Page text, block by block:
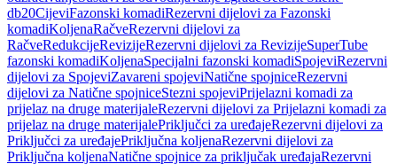
db20CijeviFazonski komadiRezervni dijelovi za Fazonski
komadiKoljenaRačveRezervni dijelovi za
RačveRedukcijeRevizijeRezervni dijelovi za RevizijeSuperTube
fazonski komadiKoljenaSpecijalni fazonski komadiSpojeviRezervni
dijelovi za SpojeviZavareni spojeviNatične spojniceRezervni
dijelovi za Natične spojniceStezni spojeviPrijelazni komadi za
prijelaz na druge materijaleRezervni dijelovi za Prijelazni komadi za
prijelaz na druge materijalePriključci za uređajeRezervni dijelovi za
Priključci za uređajePriključna koljenaRezervni dijelovi za
Priključna koljenaNatične spojnice za priključak uređajaRezervni